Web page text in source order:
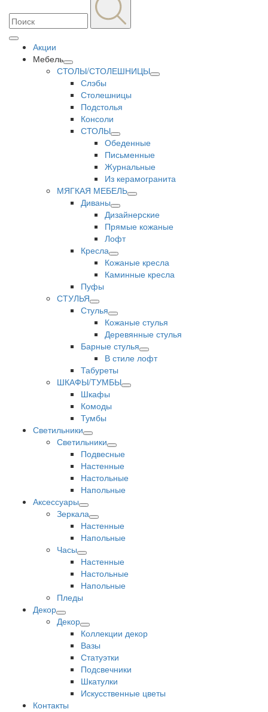
Акции
Мебель
СТОЛЫ/СТОЛЕШНИЦЫ
Слэбы
Столешницы
Подстолья
Консоли
СТОЛЫ
Обеденные
Письменные
Журнальные
Из керамогранита
МЯГКАЯ МЕБЕЛЬ
Диваны
Дизайнерские
Прямые кожаные
Лофт
Кресла
Кожаные кресла
Каминные кресла
Пуфы
СТУЛЬЯ
Стулья
Кожаные стулья
Деревянные стулья
Барные стулья
В стиле лофт
Табуреты
ШКАФЫ/ТУМБЫ
Шкафы
Комоды
Тумбы
Светильники
Светильники
Подвесные
Настенные
Настольные
Напольные
Аксессуары
Зеркала
Настенные
Напольные
Часы
Настенные
Настольные
Напольные
Пледы
Декор
Декор
Коллекции декор
Вазы
Статуэтки
Подсвечники
Шкатулки
Искусственные цветы
Контакты